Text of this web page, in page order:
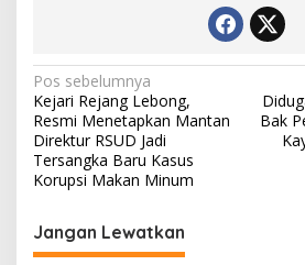
Navigasi
pos
Pos sebelumnya
Kejari Rejang Lebong,
Resmi Menetapkan Mantan
Direktur RSUD Jadi
Tersangka Baru Kasus
Korupsi Makan Minum
Bak
Jangan Lewatkan